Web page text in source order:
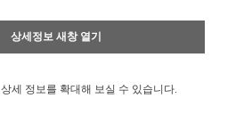
상세정보 새창 열기
상세 정보를 확대해 보실 수 있습니다.